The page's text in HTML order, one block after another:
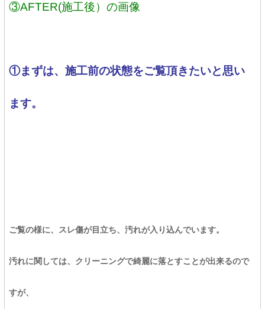
③AFTER(施工後）の画像
①まずは、施工前の状態をご覧頂きたいと思い
ます。
ご覧の様に、スレ傷が目立ち、汚れが入り込んでいます。
汚れに関しては、クリーニングで綺麗に落とすことが出来るので
すが、